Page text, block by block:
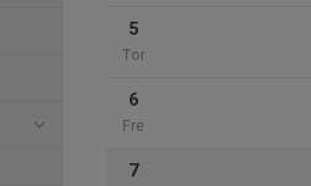
5
Tor
6
Fre
7